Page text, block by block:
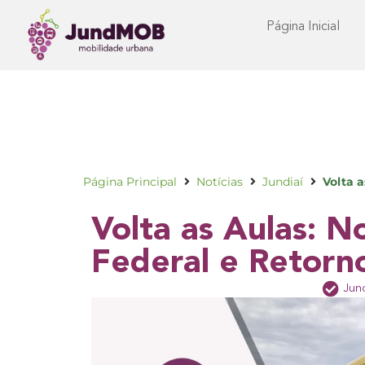
Página Inicial
Página Principal Notícias Jundiaí Volta
Volta as Aulas:
Federal e